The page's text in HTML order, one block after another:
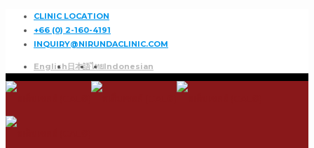
CLINIC LOCATION
+66 (0) 2-160-4191
INQUIRY@NIRUNDACLINIC.COM
English 日本語ไทยIndonesian